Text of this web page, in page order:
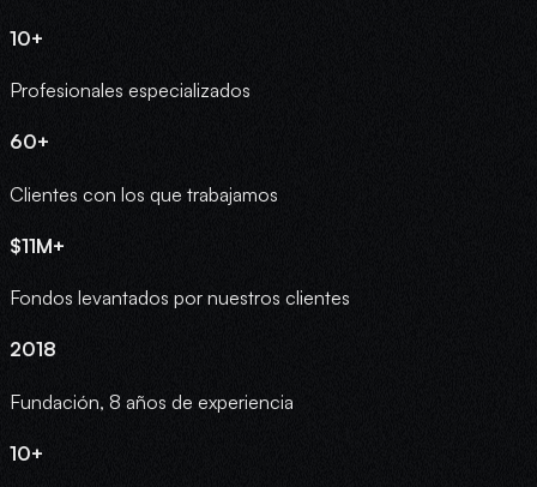
10+
Profesionales especializados
60+
Clientes con los que trabajamos
$11M+
Fondos levantados por nuestros clientes
2018
Fundación, 8 años de experiencia
10+